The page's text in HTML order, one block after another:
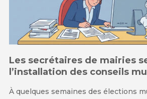
Les secrétaires de mairies
l’installation des conseils
À quelques semaines des élections